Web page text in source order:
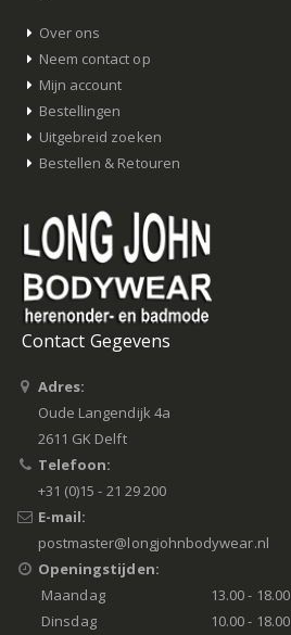
Over ons
Neem contact op
Mijn account
Bestellingen
Uitgebreid zoeken
Bestellen & Retouren
Contact Gegevens
Adres:
Oude Langendijk 4a
2611 GK Delft
Telefoon:
+31 (0)15 - 21 29 200
E-mail:
postmaster@longjohnbodywear.nl
Openingstijden:
Maandag
13.00 - 18.00
Dinsdag
10.00 - 18.00